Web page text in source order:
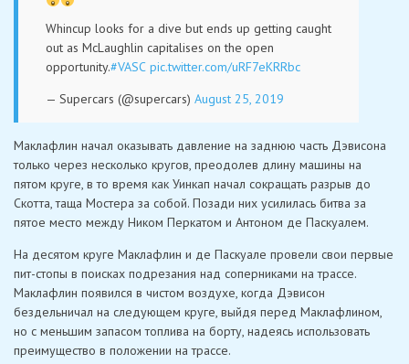
Whincup looks for a dive but ends up getting caught
out as McLaughlin capitalises on the open
opportunity.#VASC pic.twitter.com/uRF7eKRRbc
— Supercars (@supercars) August 25, 2019
Маклафлин начал оказывать давление на заднюю часть Дэвисона
только через несколько кругов, преодолев длину машины на
пятом круге, в то время как Уинкап начал сокращать разрыв до
Скотта, таща Мостера за собой. Позади них усилилась битва за
пятое место между Ником Перкатом и Антоном де Паскуалем.
На десятом круге Маклафлин и де Паскуале провели свои первые
пит-стопы в поисках подрезания над соперниками на трассе.
Маклафлин появился в чистом воздухе, когда Дэвисон
бездельничал на следующем круге, выйдя перед Маклафлином,
но с меньшим запасом топлива на борту, надеясь использовать
преимущество в положении на трассе.